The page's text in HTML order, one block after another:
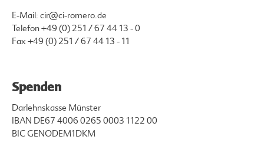
E-Mail: cir@ci-romero.de
Telefon+49 (0) 251 / 67 44 13 - 0
Fax +49 (0) 251 / 67 44 13 - 11
Spenden
Darlehnskasse Münster
IBAN DE67 4006 0265 0003 1122 00
BIC GENODEM1DKM